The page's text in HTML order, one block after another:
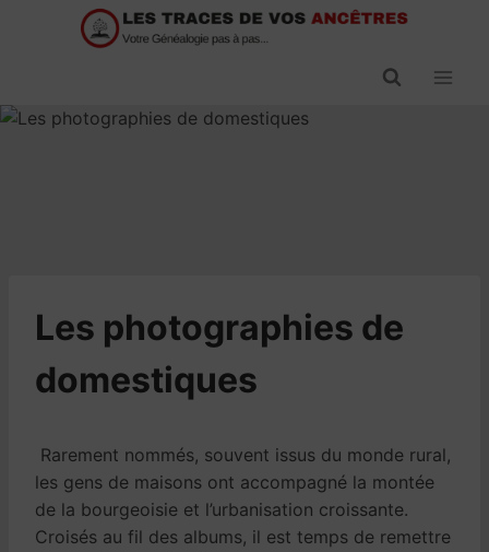
Les photographies de
domestiques
Rarement nommés, souvent issus du monde rural,
les gens de maisons ont accompagné la montée
de la bourgeoisie et l’urbanisation croissante.
Croisés au fil des albums, il est temps de remettre